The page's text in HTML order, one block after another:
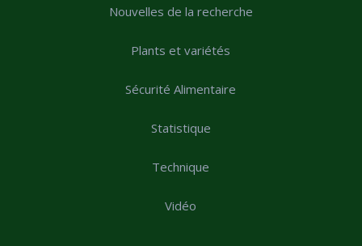
Nouvelles de la recherche
Plants et variétés
Sécurité Alimentaire
Statistique
Technique
Vidéo